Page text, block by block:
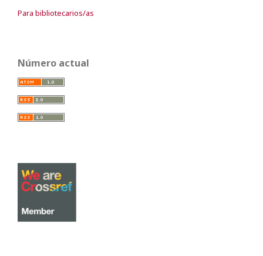
Para bibliotecarios/as
Número actual